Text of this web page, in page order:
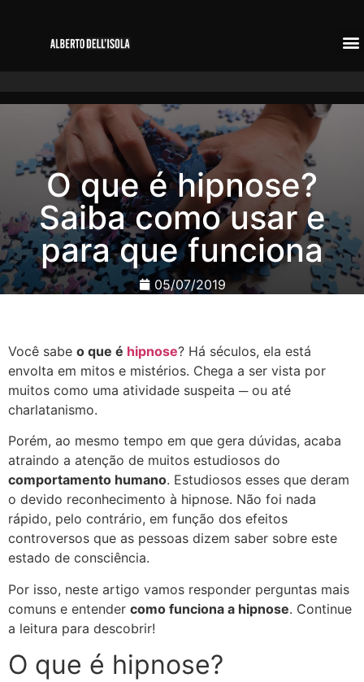
O que é hipnose?
Saiba como usar e
para que funciona
05/07/2019
Você sabe o que é hipnose? Há séculos, ela está
envolta em mitos e mistérios. Chega a ser vista por
muitos como uma atividade suspeita ─ ou até
charlatanismo.
Porém, ao mesmo tempo em que gera dúvidas, acaba
atraindo a atenção de muitos estudiosos do
comportamento humano. Estudiosos esses que deram
o devido reconhecimento à hipnose. Não foi nada
rápido, pelo contrário, em função dos efeitos
controversos que as pessoas dizem saber sobre este
estado de consciência.
Por isso, neste artigo vamos responder perguntas mais
comuns e entender como funciona a hipnose. Continue
a leitura para descobrir!
O que é hipnose?